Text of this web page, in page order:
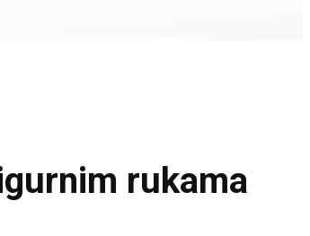
rukama